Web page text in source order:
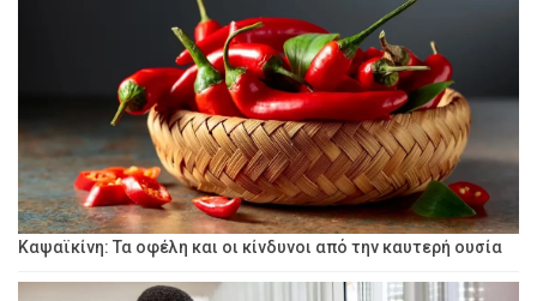
Καψαϊκίνη: Τα οφέλη και οι κίνδυνοι από την καυτερή ουσία